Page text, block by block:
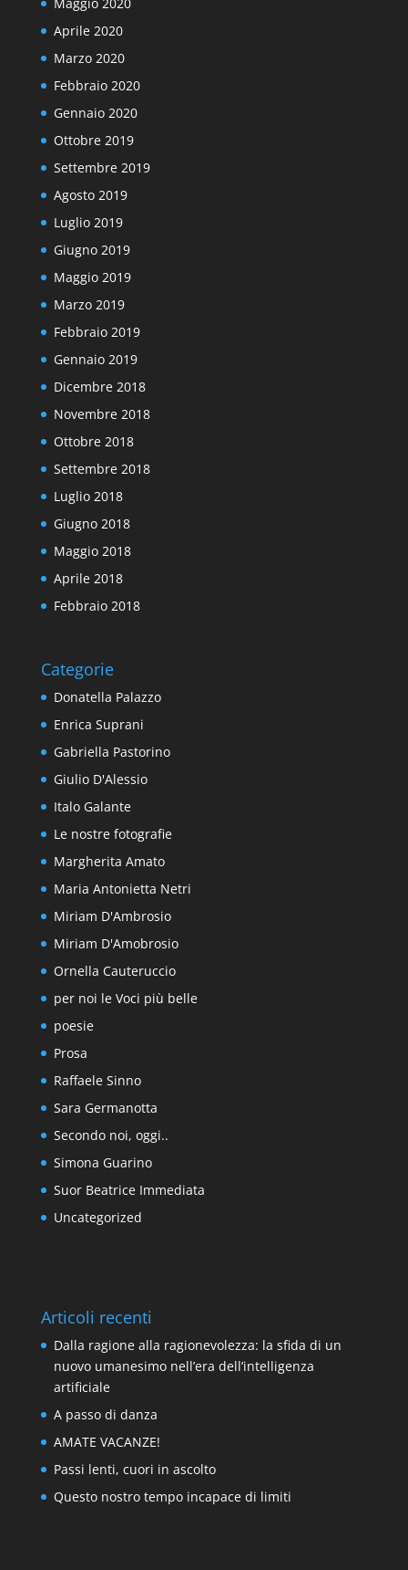
Maggio 2020
Aprile 2020
Marzo 2020
Febbraio 2020
Gennaio 2020
Ottobre 2019
Settembre 2019
Agosto 2019
Luglio 2019
Giugno 2019
Maggio 2019
Marzo 2019
Febbraio 2019
Gennaio 2019
Dicembre 2018
Novembre 2018
Ottobre 2018
Settembre 2018
Luglio 2018
Giugno 2018
Maggio 2018
Aprile 2018
Febbraio 2018
Categorie
Donatella Palazzo
Enrica Suprani
Gabriella Pastorino
Giulio D'Alessio
Italo Galante
Le nostre fotografie
Margherita Amato
Maria Antonietta Netri
Miriam D'Ambrosio
Miriam D'Amobrosio
Ornella Cauteruccio
per noi le Voci più belle
poesie
Prosa
Raffaele Sinno
Sara Germanotta
Secondo noi, oggi..
Simona Guarino
Suor Beatrice Immediata
Uncategorized
Articoli recenti
Dalla ragione alla ragionevolezza: la sfida di un
nuovo umanesimo nell’era dell’intelligenza
artificiale
A passo di danza
AMATE VACANZE!
Passi lenti, cuori in ascolto
Questo nostro tempo incapace di limiti